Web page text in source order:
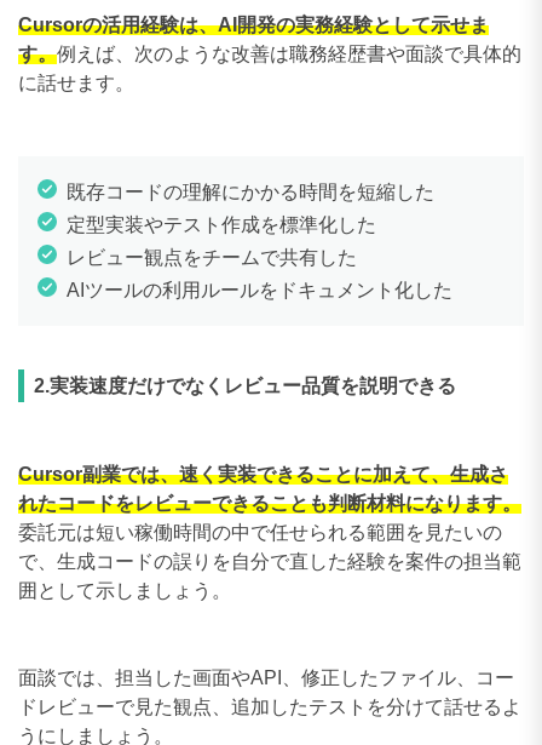
Cursorの活用経験は、AI開発の実務経験として示せま
す。例えば、次のような改善は職務経歴書や面談で具体的
に話せます。
既存コードの理解にかかる時間を短縮した
定型実装やテスト作成を標準化した
レビュー観点をチームで共有した
AIツールの利用ルールをドキュメント化した
2.実装速度だけでなくレビュー品質を説明できる
Cursor副業では、速く実装できることに加えて、生成さ
れたコードをレビューできることも判断材料になります。
委託元は短い稼働時間の中で任せられる範囲を見たいの
で、生成コードの誤りを自分で直した経験を案件の担当範
囲として示しましょう。
面談では、担当した画面やAPI、修正したファイル、コー
ドレビューで見た観点、追加したテストを分けて話せるよ
うにしましょう。